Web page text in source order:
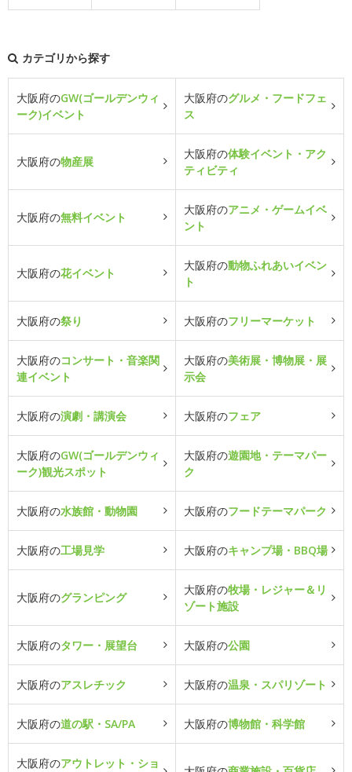
カテゴリから探す
大阪府のGW(ゴールデンウィ
ーク)イベント
大阪府のグルメ・フードフェ
ス
大阪府の物産展
大阪府の体験イベント・アク
ティビティ
大阪府の無料イベント
大阪府のアニメ・ゲームイベ
ント
大阪府の花イベント
大阪府の動物ふれあいイベン
ト
大阪府の祭り 大阪府のフリーマーケット
大阪府のコンサート・音楽関
連イベント
大阪府の美術展・博物展・展
示会
大阪府の演劇・講演会 大阪府のフェア
大阪府のGW(ゴールデンウィ
ーク)観光スポット
大阪府の遊園地・テーマパー
ク
大阪府の水族館・動物園 大阪府のフードテーマパーク
大阪府の工場見学 大阪府のキャンプ場・BBQ場
大阪府のグランピング
大阪府の牧場・レジャー＆リ
ゾート施設
大阪府のタワー・展望台 大阪府の公園
大阪府のアスレチック 大阪府の温泉・スパリゾート
大阪府の道の駅・SA/PA 大阪府の博物館・科学館
大阪府のアウトレット・ショ